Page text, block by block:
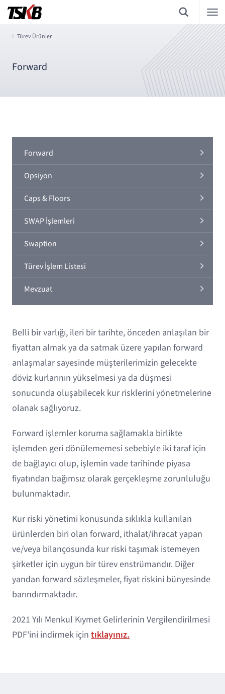
Türev Ürünler
Forward
Forward
Opsiyon
Caps & Floors
SWAP İşlemleri
Swaption
Türev İşlem Listesi
Mevzuat
Belli bir varlığı, ileri bir tarihte, önceden anlaşılan bir
fiyattan almak ya da satmak üzere yapılan forward
anlaşmalar sayesinde müşterilerimizin gelecekte
döviz kurlarının yükselmesi ya da düşmesi
sonucunda oluşabilecek kur risklerini yönetmelerine
olanak sağlıyoruz.
Forward işlemler koruma sağlamakla birlikte
işlemden geri dönülememesi sebebiyle iki taraf için
de bağlayıcı olup, işlemin vade tarihinde piyasa
fiyatından bağımsız olarak gerçekleşme zorunluluğu
bulunmaktadır.
Kur riski yönetimi konusunda sıklıkla kullanılan
ürünlerden biri olan forward, ithalat/ihracat yapan
ve/veya bilançosunda kur riski taşımak istemeyen
şirketler için uygun bir türev enstrümandır. Diğer
yandan forward sözleşmeler, fiyat riskini bünyesinde
barındırmaktadır.
2021 Yılı Menkul Kıymet Gelirlerinin Vergilendirilmesi
PDF'ini indirmek için tıklayınız.